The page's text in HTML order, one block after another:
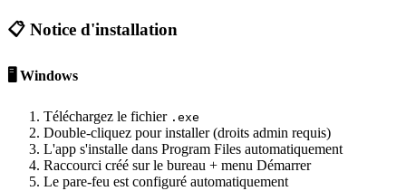
📋 Notice d'installation
🖥️ Windows
Téléchargez le fichier .exe
Double-cliquez pour installer (droits admin requis)
L'app s'installe dans Program Files automatiquement
Raccourci créé sur le bureau + menu Démarrer
Le pare-feu est configuré automatiquement